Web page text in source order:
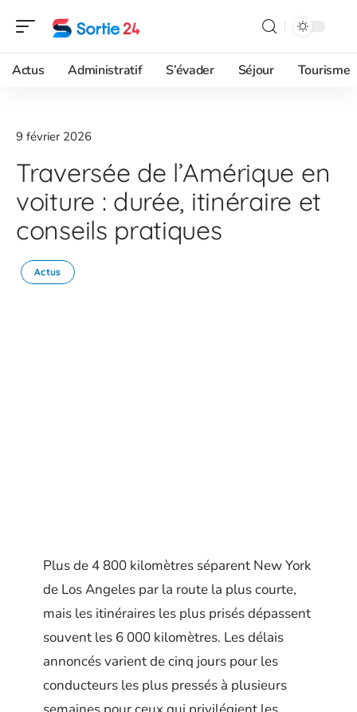
Actus Administratif S’évader Séjour Tourisme
9 février 2026
Traversée de l’Amérique en
voiture : durée, itinéraire et
conseils pratiques
Actus
Plus de 4 800 kilomètres séparent New York
de Los Angeles par la route la plus courte,
mais les itinéraires les plus prisés dépassent
souvent les 6 000 kilomètres. Les délais
annoncés varient de cinq jours pour les
conducteurs les plus pressés à plusieurs